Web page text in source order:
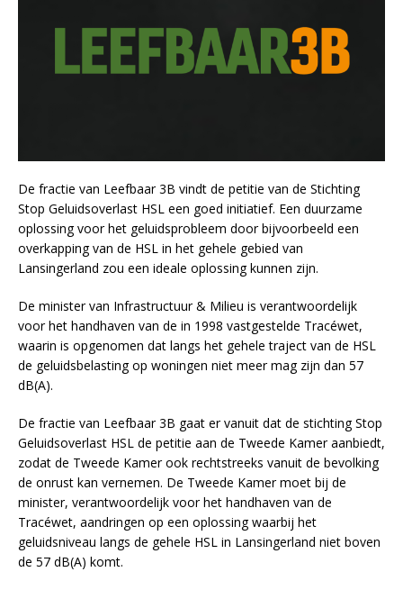
De fractie van Leefbaar 3B vindt de petitie van de Stichting
Stop Geluidsoverlast HSL een goed initiatief. Een duurzame
oplossing voor het geluidsprobleem door bijvoorbeeld een
overkapping van de HSL in het gehele gebied van
Lansingerland zou een ideale oplossing kunnen zijn.
De minister van Infrastructuur & Milieu is verantwoordelijk
voor het handhaven van de in 1998 vastgestelde Tracéwet,
waarin is opgenomen dat langs het gehele traject van de HSL
de geluidsbelasting op woningen niet meer mag zijn dan 57
dB(A).
De fractie van Leefbaar 3B gaat er vanuit dat de stichting Stop
Geluidsoverlast HSL de petitie aan de Tweede Kamer aanbiedt,
zodat de Tweede Kamer ook rechtstreeks vanuit de bevolking
de onrust kan vernemen. De Tweede Kamer moet bij de
minister, verantwoordelijk voor het handhaven van de
Tracéwet, aandringen op een oplossing waarbij het
geluidsniveau langs de gehele HSL in Lansingerland niet boven
de 57 dB(A) komt.